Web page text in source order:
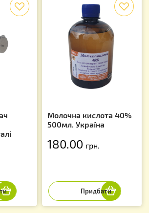
Молочна кислота 40%
500мл. Україна
180.00 грн.